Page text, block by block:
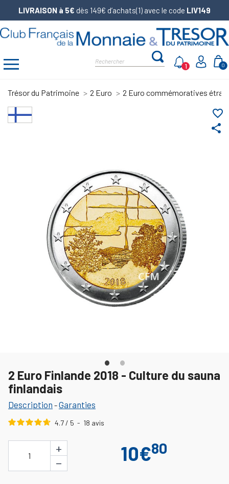
LIVRAISON à 5€ dès 149€ d’achats(1) avec le code LIV149
0
1
Trésor du Patrimoine 2 Euro 2 Euro commémoratives
share
favorite_border
2 Euro Finlande 2018 - Culture du sauna
finlandais
Description -Garanties
4.7/ 5 - 18 avis
1
+
−
10€80